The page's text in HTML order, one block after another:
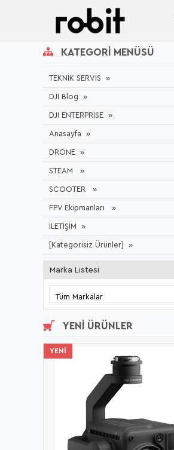
KATEGORI MENÜSÜ
TEKNİK SERVİS
DJI Blog
DJI ENTERPRISE
Anasayfa
DRONE
STEAM
SCOOTER
FPV Ekipmanları
İLETİŞİM
[Kategorisiz Ürünler]
Marka Listesi
YENI ÜRÜNLER
YENI